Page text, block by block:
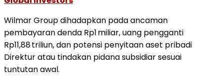
Wilmar Group dihadapkan pada ancaman
pembayaran denda Rp1 miliar, uang pengganti
Rp11,88 triliun, dan potensi penyitaan aset pribadi
Direktur atau tindakan pidana subsidiar sesuai
tuntutan awal.